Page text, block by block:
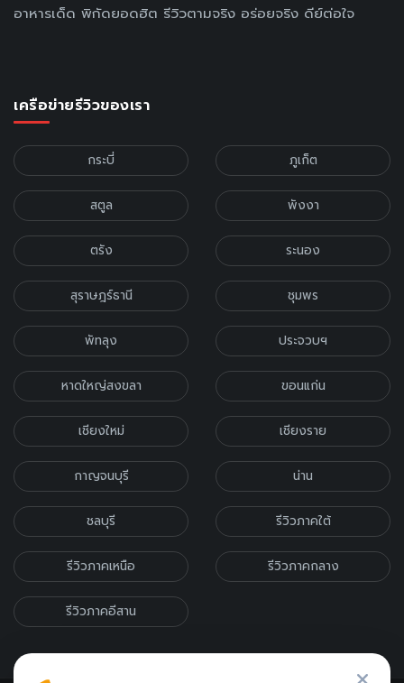
อาหารเด็ด พิกัดยอดฮิต รีวิวตามจริง อร่อยจริง ดีย์ต่อใจ
เครือข่ายรีวิวของเรา
กระบี่ ภูเก็ต
สตูล พังงา
ตรัง ระนอง
สุราษฎร์ธานี ชุมพร
พัทลุง ประจวบฯ
หาดใหญ่สงขลา ขอนแก่น
เชียงใหม่ เชียงราย
กาญจนบุรี น่าน
ชลบุรี รีวิวภาคใต้
รีวิวภาคเหนือ รีวิวภาคกลาง
รีวิวภาคอีสาน